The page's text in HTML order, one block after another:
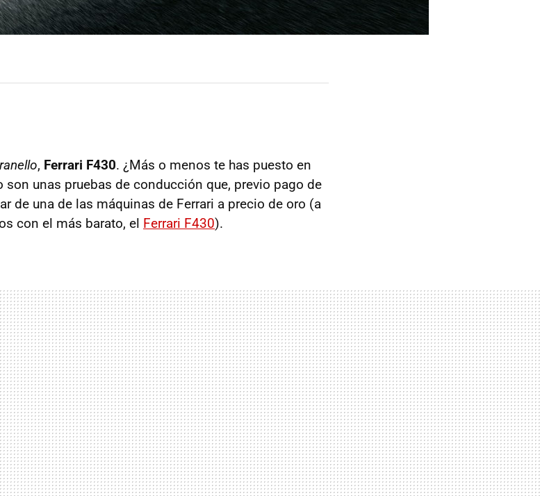
, Ferrari F430. ¿Más o menos te has puesto en
son unas pruebas de conducción que, previo pago de
de una de las máquinas de Ferrari a precio de oro (a
con el más barato, el Ferrari F430).